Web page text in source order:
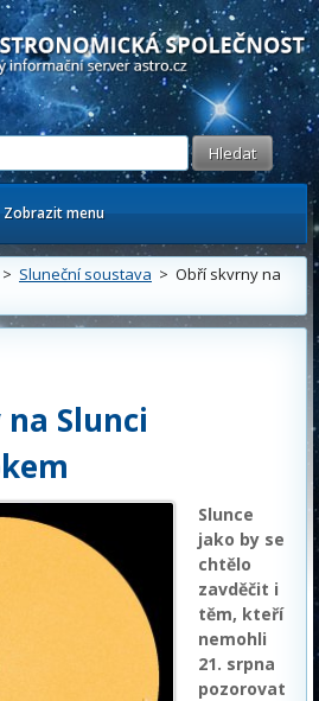
- Informační astronomický server
Zobrazit menu
> Sluneční soustava > Obří skvrny na
Slunci
Slunce
jako by se
chtělo
zavděčit i
těm, kteří
nemohli
21. srpna
pozorovat